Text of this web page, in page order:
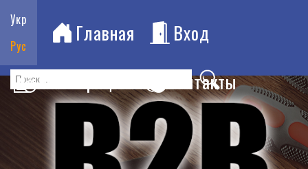
Укр
Рус
Главная
Вход
Регистрация
Контакты